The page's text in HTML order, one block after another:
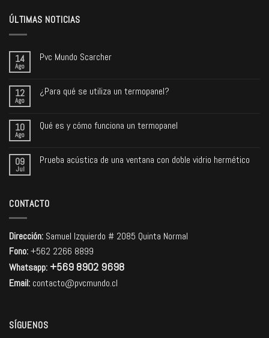
ÚLTIMAS NOTICIAS
14
Ago
Pvc Mundo Scarcher
12
Ago
¿Para qué se utiliza un termopanel?
10
Ago
Qué es y cómo funciona un termopanel
09
Jul
Prueba acústica de una ventana con doble vidrio hermético
CONTACTO
Dirección: Samuel Izquierdo # 2085 Quinta Normal
Fono:+562 2266 8899
Whatsapp: +569 8902 9698
Email: contacto@pvcmundo.cl
SÍGUENOS